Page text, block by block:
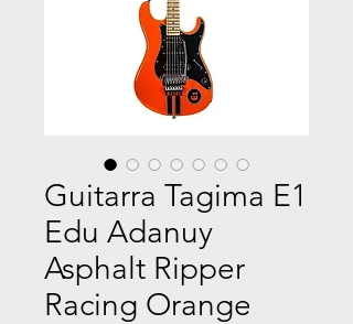
Guitarra Tagima E1
Edu Adanuy
Asphalt Ripper
Racing Orange